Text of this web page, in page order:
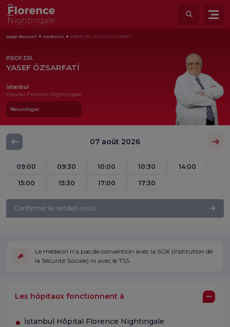
page d'accueil Médecins PROF.DR. YASEF ÖZSARFATİ
PROF.DR.
YASEF ÖZSARFATİ
İstanbul
Hôpital Florence Nightingale
Neurologie
07 août 2026
09:00 09:30 10:00 10:30 14:00
15:00 15:30 17:00 17:30
Confirmer le rendez-vous
Le médecin n'a pas de convention avec la SGK (Institution de
la Sécurité Sociale) ni avec le TSS.
Les hôpitaux fonctionnent à
İstanbul Hôpital Florence Nightingale